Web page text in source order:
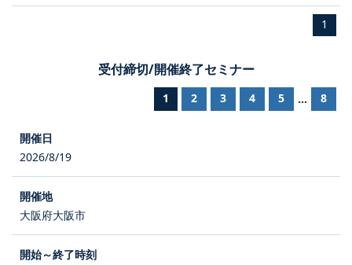
1
受付締切/開催終了セミナー
1 2 3 4 5 ... 8
2026/8/19
大阪府大阪市